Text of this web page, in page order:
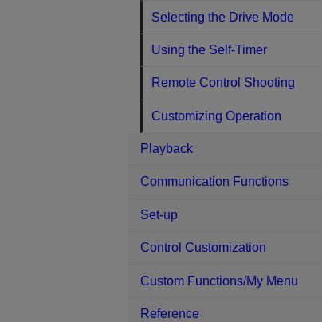
Selecting the Drive Mode
Using the Self-Timer
Remote Control Shooting
Customizing Operation
Playback
Communication Functions
Set-up
Control Customization
Custom Functions/My Menu
Reference